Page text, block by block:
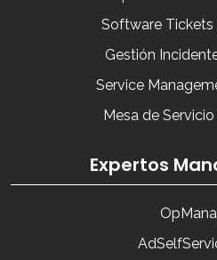
Software Tickets
Gestión
Service
Mesa de
Expertos